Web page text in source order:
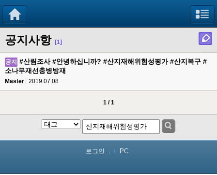
공지사항 [1]
공지
#산림조사 #안녕하십니까? #산지재해위험성평가 #산지복구 #
소나무재선충병방재
Master 2019.07.08
1 / 1
로그인... PC